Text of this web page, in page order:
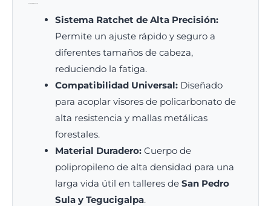
Sistema Ratchet de Alta Precisión:
Permite un ajuste rápido y seguro a
diferentes tamaños de cabeza,
reduciendo la fatiga.
Compatibilidad Universal: Diseñado
para acoplar visores de policarbonato de
alta resistencia y mallas metálicas
forestales.
Material Duradero: Cuerpo de
polipropileno de alta densidad para una
larga vida útil en talleres de San Pedro
Sula y Tegucigalpa.